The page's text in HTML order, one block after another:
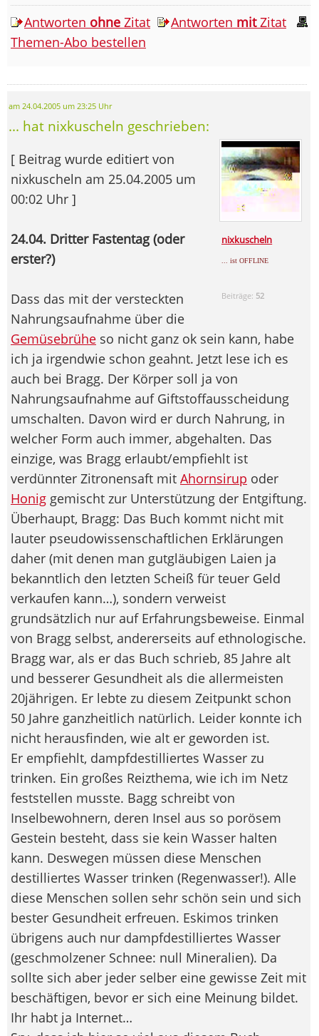
Antworten ohne Zitat Antworten mitZitat
Themen-Abo bestellen
am 24.04.2005 um 23:25 Uhr
... hat nixkuscheln geschrieben:
nixkuscheln
... ist OFFLINE
Beiträge: 52
[ Beitrag wurde editiert von
nixkuscheln am 25.04.2005 um
00:02 Uhr ]
24.04. Dritter Fastentag (oder
erster?)
Dass das mit der versteckten
Nahrungsaufnahme über die
Gemüsebrühe so nicht ganz ok sein kann, habe
ich ja irgendwie schon geahnt. Jetzt lese ich es
auch bei Bragg. Der Körper soll ja von
Nahrungsaufnahme auf Giftstoffausscheidung
umschalten. Davon wird er durch Nahrung, in
welcher Form auch immer, abgehalten. Das
einzige, was Bragg erlaubt/empfiehlt ist
verdünnter Zitronensaft mit Ahornsirup oder
Honig gemischt zur Unterstützung der Entgiftung.
Überhaupt, Bragg: Das Buch kommt nicht mit
lauter pseudowissenschaftlichen Erklärungen
daher (mit denen man gutgläubigen Laien ja
bekanntlich den letzten Scheiß für teuer Geld
verkaufen kann…), sondern verweist
grundsätzlich nur auf Erfahrungsbeweise. Einmal
von Bragg selbst, andererseits auf ethnologische.
Bragg war, als er das Buch schrieb, 85 Jahre alt
und besserer Gesundheit als die allermeisten
20jährigen. Er lebte zu diesem Zeitpunkt schon
50 Jahre ganzheitlich natürlich. Leider konnte ich
nicht herausfinden, wie alt er geworden ist.
Er empfiehlt, dampfdestilliertes Wasser zu
trinken. Ein großes Reizthema, wie ich im Netz
feststellen musste. Bagg schreibt von
Inselbewohnern, deren Insel aus so porösem
Gestein besteht, dass sie kein Wasser halten
kann. Deswegen müssen diese Menschen
destilliertes Wasser trinken (Regenwasser!). Alle
diese Menschen sollen sehr schön sein und sich
bester Gesundheit erfreuen. Eskimos trinken
übrigens auch nur dampfdestilliertes Wasser
(geschmolzener Schnee: null Mineralien). Da
sollte sich aber jeder selber eine gewisse Zeit mit
beschäftigen, bevor er sich eine Meinung bildet.
Ihr habt ja Internet…